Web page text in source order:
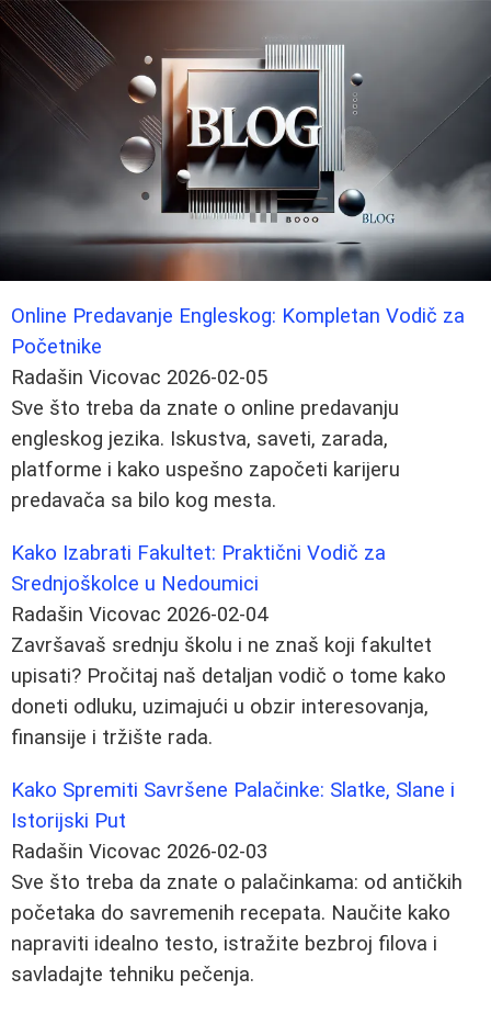
Online Predavanje Engleskog: Kompletan Vodič za
Početnike
Radašin Vicovac 2026-02-05
Sve što treba da znate o online predavanju
engleskog jezika. Iskustva, saveti, zarada,
platforme i kako uspešno započeti karijeru
predavača sa bilo kog mesta.
Kako Izabrati Fakultet: Praktični Vodič za
Srednjoškolce u Nedoumici
Radašin Vicovac 2026-02-04
Završavaš srednju školu i ne znaš koji fakultet
upisati? Pročitaj naš detaljan vodič o tome kako
doneti odluku, uzimajući u obzir interesovanja,
finansije i tržište rada.
Kako Spremiti Savršene Palačinke: Slatke, Slane i
Istorijski Put
Radašin Vicovac 2026-02-03
Sve što treba da znate o palačinkama: od antičkih
početaka do savremenih recepata. Naučite kako
napraviti idealno testo, istražite bezbroj filova i
savladajte tehniku pečenja.